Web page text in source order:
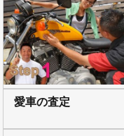
愛車の査定